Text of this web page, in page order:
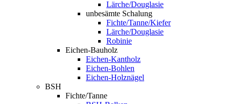
Lärche/Douglasie
unbesämte Schalung
Fichte/Tanne/Kiefer
Lärche/Douglasie
Robinie
Eichen-Bauholz
Eichen-Kantholz
Eichen-Bohlen
Eichen-Holznägel
BSH
Fichte/Tanne